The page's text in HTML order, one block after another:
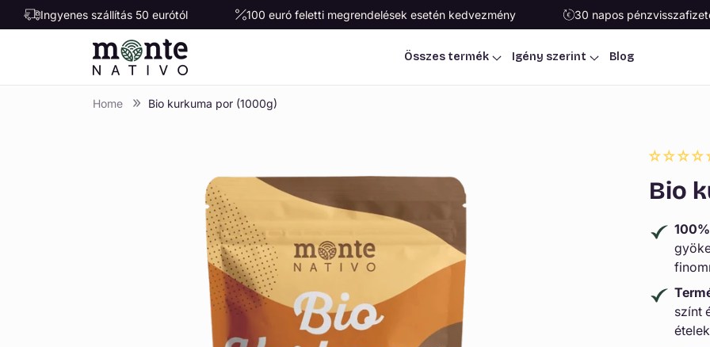
Ugrás a
tartalomhoz
Ingyenes szállítás 50 eurótól 100 euró feletti megrendelések esetén kedvezmény 30 napos
Összes termék Igény szerint Blog
Home Bio kurkuma por (1000g)
Bio
színt